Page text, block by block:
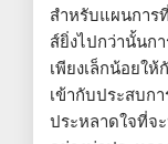
สำหรับแผนการ
ส์ยิ่งไปกว่านั้นก
เพียงเล็กน้อยใ
เข้ากับประสบก
ประหลาดใจที่จ